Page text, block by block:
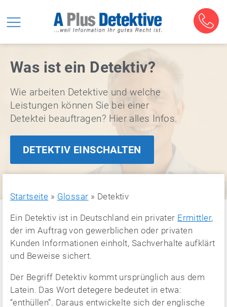
Was ist ein Detektiv?
Wie arbeiten Detektive und welche
Leistungen können Sie bei einer
Detektei beauftragen? Hier alles Infos.
DETEKTIV EINSCHALTEN
Startseite » Glossar » Detektiv
Ein Detektiv ist in Deutschland ein privater Ermittler,
der im Auftrag von gewerblichen oder privaten
Kunden Informationen einholt, Sachverhalte aufklärt
und Beweise sichert.
Der Begriff Detektiv kommt ursprünglich aus dem
Latein. Das Wort detegere bedeutet in etwa:
“enthüllen”. Daraus entwickelte sich der englische